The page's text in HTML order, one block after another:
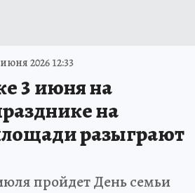
2026 12:33
3 июня на
на
разыграют
пройдет День семьи